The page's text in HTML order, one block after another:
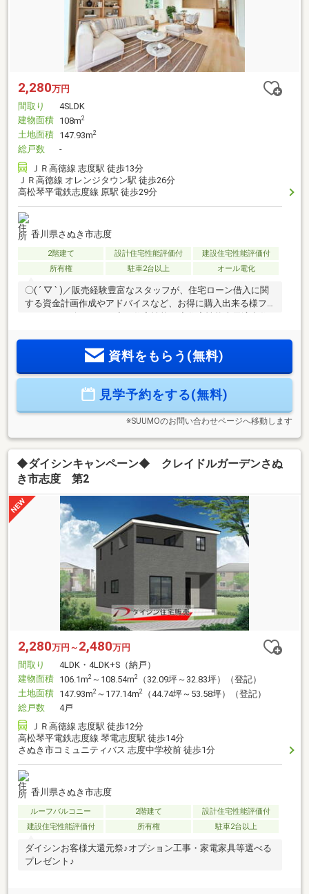
2,280万円
間取り
4SLDK
建物面積 108m2
土地面積 147.93m2
総戸数
-
ＪＲ高徳線 志度駅 徒歩13分
ＪＲ高徳線 オレンジタウン駅 徒歩26分
高松琴平電鉄志度線 原駅 徒歩29分
香川県さぬき市志度
2階建て 設計住宅性能評価付
建設住宅性能評価付
所有権
駐車2台以上 オール電化
〇( ´ ▽ ` )／販売経験豊富なスタッフが、住宅ローン借入に関
する資金計画作成やアドバイスなど、お得に購入出来る様フ
ルサポート致します！◇ 住宅性能 ◇住宅性能表示適合住
高ランク等級の高品質住宅♪（耐震２項目・劣化対策・維持管
理・耐風・ホルムアルデヒド対策）◇ ご案内 ◇物件資
寧にご説明致します。◇ 住宅ローン ◇頭金０円からご購
入も可能です。数ある融資機関からお客様に最適な融資先の
資料をもらう(無料)
見学予約をする(無料)
※SUUMOのお問い合わせページへ移動します
◆ダイシンキャンペーン◆ クレイドルガーデンさぬ
き市志度 第2
2,280万円～ 2,480万円
間取り
4LDK・4LDK+S（納戸）
建物面積 106.1m2 ～108.54m2
（32.09坪～32.83坪）（登記）
土地面積 147.93m2 ～177.14m2
（44.74坪～53.58坪）（登記）
総戸数
4戸
ＪＲ高徳線 志度駅 徒歩12分
高松琴平電鉄志度線 琴電志度駅 徒歩14分
さぬき市コミュニティバス 志度中学校前 徒歩1分
香川県さぬき市志度
ルーフバルコニー 2階建て
設計住宅性能評価付
建設住宅性能評価付
所有権 駐車2台以上
ダイシンお客様大還元祭♪オプション工事・家電家具等選べる
プレゼント♪